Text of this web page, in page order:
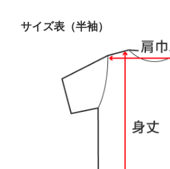
サイズ表（半袖）